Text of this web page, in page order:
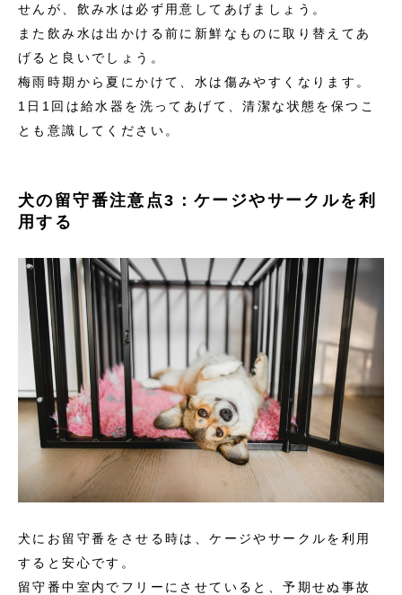
せんが、飲み水は必ず用意してあげましょう。
また飲み水は出かける前に新鮮なものに取り替えてあ
げると良いでしょう。
梅雨時期から夏にかけて、水は傷みやすくなります。
1日1回は給水器を洗ってあげて、清潔な状態を保つこ
とも意識してください。
犬の留守番注意点3：ケージやサークルを利
用する
犬にお留守番をさせる時は、ケージやサークルを利用
すると安心です。
留守番中室内でフリーにさせていると、予期せぬ事故